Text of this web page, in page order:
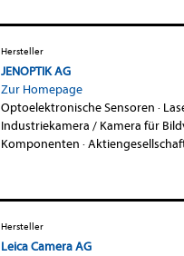
Hersteller
JENOPTIK AG
Zur Homepage
Optoelektronische Sensoren ·
Industriekamera / Kamera für
Komponenten ·
Hersteller
Leica Camera AG